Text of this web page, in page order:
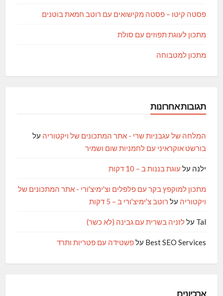
פסטה קיטו – פסטה מקישואים עם רוטב חמאת בוטנים
מתכון לעוגת תפוזים עם סולת
מתכון למטבוחה
תגובות אחרונות
המלחה של עגבניות שרי - אתר המתכונים של ויקטוריה על
בורשט אוקראיני עם לחמניות שום ושמיר
ילנה על עוגת בננות ב – 10 דקות
מתכון למוקפץ בקר עם פלפלים וצ'ימיצ'ורי - אתר המתכונים של
ויקטוריה על רוטב צ'ימיצ'ורי ב – 5 דקות
Tal עללזניה בשרית עם גבינה (לא כשר)
Best SEO Services עלפשטידה עם פטריות ותרד
ארכיונים